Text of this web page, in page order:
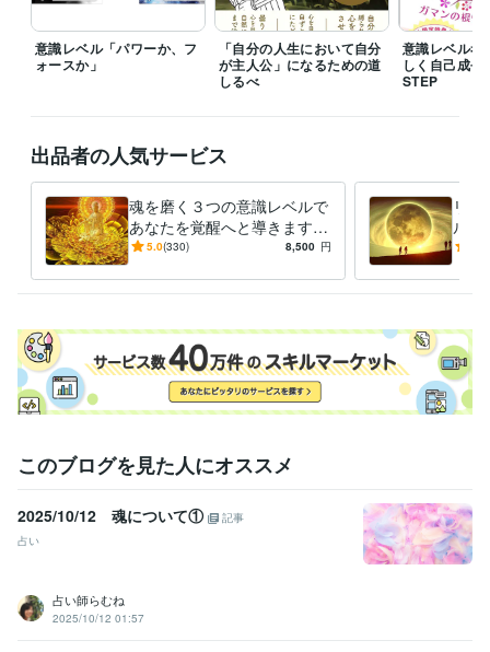
2007年12月 ~ 現在
受賞歴
意識レベルを考察！わたしらしく自己成長するための17STEP 意識レ
ベルブログ"～satci(さっち) ハウス～"
師 日本介護学会(in金沢)　学会発表 リハビリテーションケア学会(in
リテーション研究大会　学会発表
コナラ　出品開始 ココナラ　ランク認定：ブロンズ　(３カ月目) コ
コナラ　ランク認定：シルバー　(４カ月目)
ココナラ　ランク認定：
ゴールド　(６カ月目) ココナラ　ランク認定：プラチナすべてのご縁
にお礼申し上げます こころの輪廻は竜を超えて「好きなことをす
る」だけで抜ける
スサノオの心を読み解く日本神話からのメッセー
ジ
資格・検定
理学療法士 取得年 : 2008年
ケアマネジャー（介護支援専門員） 取得年 : 2017年
ビジネス・クリエイティブツール
Google ドキュメント:2年 PowerPoint:14年
Google Analytics:4年Google Search Console:4年
得意分野
占い キネシオロジー(筋反射テスト) 心理
精神医学
哲学
悩み相談・カウンセリング
開発 レイキ1-3 人生の質を高めるコーチング 頭蓋仙骨セラピー（ク
意識レベル「パワーか、フ
ォースか」
「自分の人生において自分
が主人公」になるための道
しるべ
意識レベル考
しく自己成
STEP
出品者の人気サービス
魂を磨く３つの意識レベルで
あなたを覚醒へと導きます
【具体的】魂と守護のレベル
処方箋』
5.0(330) 8,500 円
リ
ル測
レベ
このブログを見た人にオススメ
2025/10/12 魂について①
記事
占い
占い師らむね
2025/10/12 01:57